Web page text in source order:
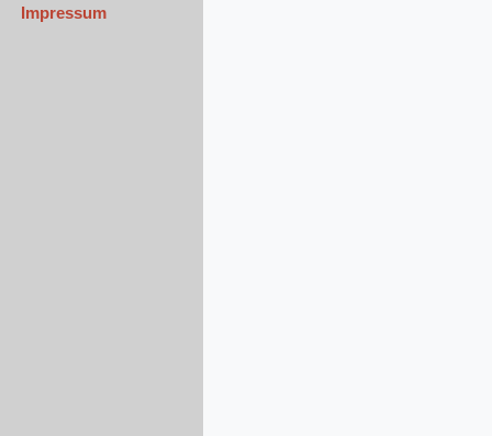
Impressum